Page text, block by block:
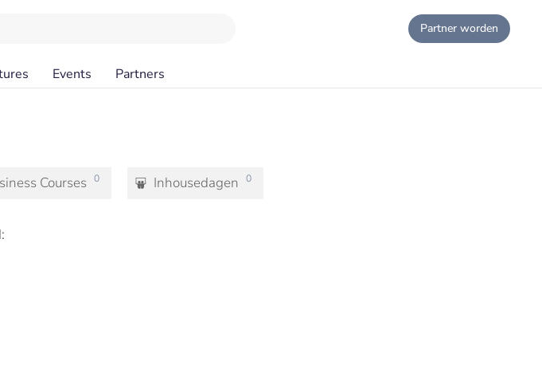
Partner worden
Events Partners
Courses 0 Inhousedagen 0